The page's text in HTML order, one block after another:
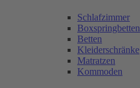
Schlafzimmer
Boxspringbetten
Betten
Kleiderschränke
Matratzen
Kommoden